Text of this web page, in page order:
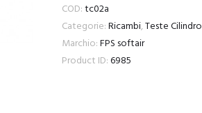
SECONDA
VERSIONE
IN
ERGAL
COD:tc02a
Categorie:Ricambi,Teste Cilindro
Marchio:FPS softair
Product ID:6985